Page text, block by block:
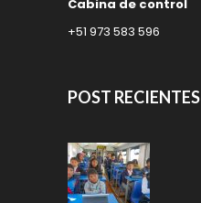
Cabina de control
+51 973 583 596
POST RECIENTES